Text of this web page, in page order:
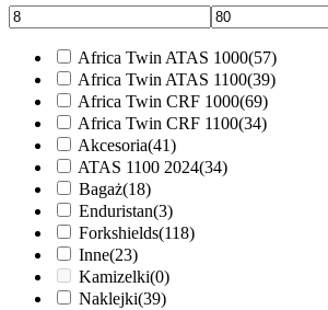
Africa Twin ATAS 1000(57)
Africa Twin ATAS 1100(39)
Africa Twin CRF 1000(69)
Africa Twin CRF 1100(34)
Akcesoria(41)
ATAS 1100 2024(34)
Bagaż(18)
Enduristan(3)
Forkshields(118)
Inne(23)
Kamizelki(0)
Naklejki(39)